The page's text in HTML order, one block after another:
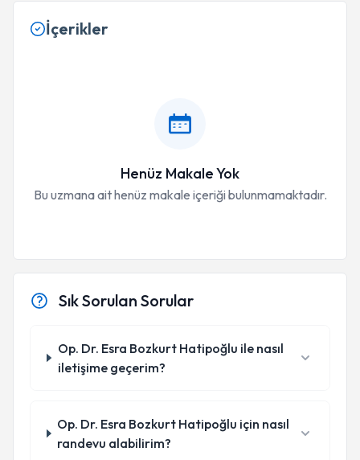
İçerikler
Henüz Makale Yok
Bu uzmana ait henüz makale içeriği bulunmamaktadır.
Sık Sorulan Sorular
Op. Dr. Esra Bozkurt Hatipoğlu ile nasıl
iletişime geçerim?
Op. Dr. Esra Bozkurt Hatipoğlu için nasıl
randevu alabilirim?